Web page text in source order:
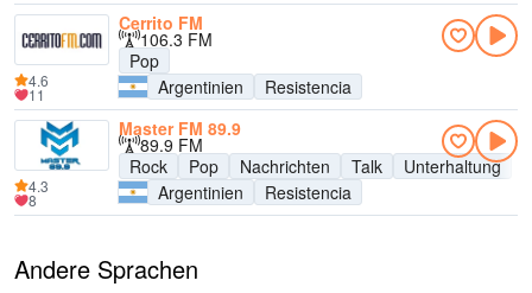
Cerrito FM
106.3 FM
Pop
Argentinien
Resistencia
4.6
11
Master FM 89.9
89.9 FM
Rock
Pop Nachrichten Talk
Unterhaltung
Argentinien
Resistencia
4.3
8
Andere Sprachen